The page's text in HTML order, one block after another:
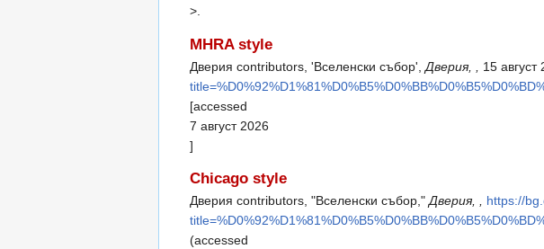
>.
MHRA style
Дверия contributors, 'Вселенски събор', Дверия, , 15
[accessed
7 август 2026
]
Chicago style
Дверия contributors, "Вселенски събор," Дверия, ,
https://
(accessed